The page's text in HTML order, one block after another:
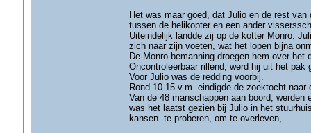
Het was maar goed, dat Julio en de rest
tussen de helikopter en een ander
Uiteindelijk landde zij op de kotter Monro.
zich naar zijn voeten, wat het lopen bijna
De Monro bemanning droegen hem over
Oncontroleerbaar rillend, werd hij uit het pak
Voor Julio was de redding voorbij.
Rond 10.15 v.m. eindigde de zoektocht
Van de 48 manschappen aan boord,
was het laatst gezien bij Julio in het
kansen te proberen, om te overleven,